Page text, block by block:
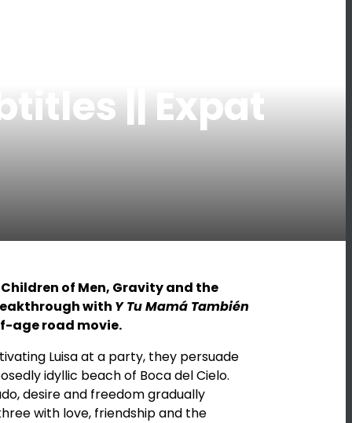
|| Expat
Children of Men, Gravityand the
with Y Tu Mamá También
age road movie.
Luisa at a party, they persuade
idyllic beach of Boca del Cielo.
desire and freedom gradually
with love, friendship and the